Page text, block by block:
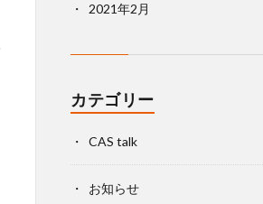
2021年2月
カテゴリー
CAS talk
お知らせ